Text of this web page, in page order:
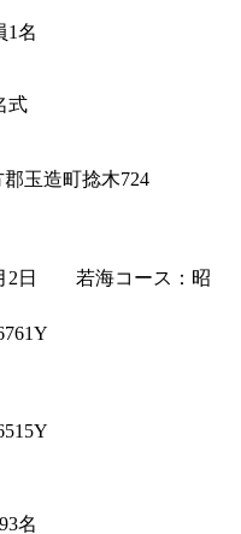
1名
式
玉造町捻木724
2日 若海コース：昭
名